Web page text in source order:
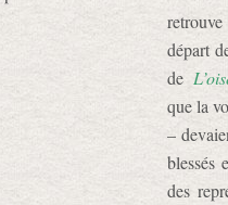
départ
de
que la
–
blessés
des